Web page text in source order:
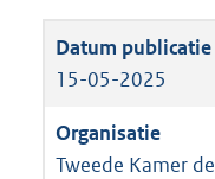
15-05-2025
Tweede Kamer